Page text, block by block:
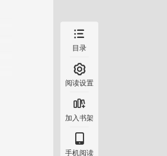

目录

阅读设置

加入书架

手机阅读